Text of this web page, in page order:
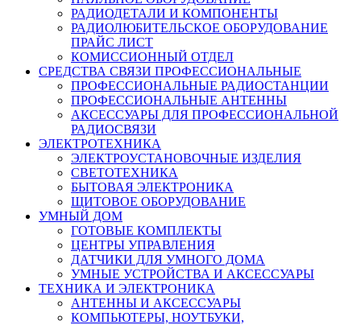
РАДИОДЕТАЛИ И КОМПОНЕНТЫ
РАДИОЛЮБИТЕЛЬСКОЕ ОБОРУДОВАНИЕ
ПРАЙС ЛИСТ
КОМИССИОННЫЙ ОТДЕЛ
СРЕДСТВА СВЯЗИ ПРОФЕССИОНАЛЬНЫЕ
ПРОФЕССИОНАЛЬНЫЕ РАДИОСТАНЦИИ
ПРОФЕССИОНАЛЬНЫЕ АНТЕННЫ
АКСЕССУАРЫ ДЛЯ ПРОФЕССИОНАЛЬНОЙ
РАДИОСВЯЗИ
ЭЛЕКТРОТЕХНИКА
ЭЛЕКТРОУСТАНОВОЧНЫЕ ИЗДЕЛИЯ
СВЕТОТЕХНИКА
БЫТОВАЯ ЭЛЕКТРОНИКА
ЩИТОВОЕ ОБОРУДОВАНИЕ
УМНЫЙ ДОМ
ГОТОВЫЕ КОМПЛЕКТЫ
ЦЕНТРЫ УПРАВЛЕНИЯ
ДАТЧИКИ ДЛЯ УМНОГО ДОМА
УМНЫЕ УСТРОЙСТВА И АКСЕССУАРЫ
ТЕХНИКА И ЭЛЕКТРОНИКА
АНТЕННЫ И АКСЕССУАРЫ
КОМПЬЮТЕРЫ, НОУТБУКИ,